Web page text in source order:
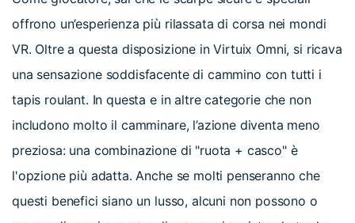
offrono un’esperienza più rilassata di corsa nei mondi
VR. Oltre a questa disposizione in Virtuix Omni, si ricava
una sensazione soddisfacente di cammino con tutti i
tapis roulant. In questa e in altre categorie che non
includono molto il camminare, l’azione diventa meno
preziosa: una combinazione di "ruota + casco" è
l'opzione più adatta. Anche se molti penseranno che
questi benefici siano un lusso, alcuni non possono o